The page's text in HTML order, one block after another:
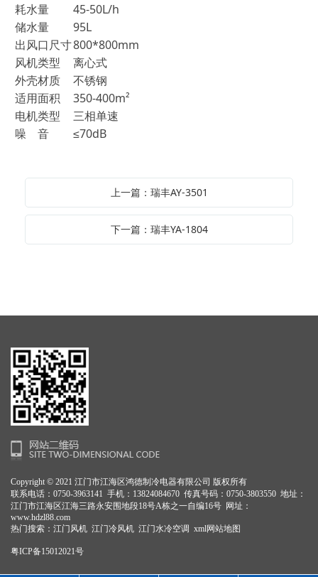
耗水量
45-50L/h
储水量
95L
出风口尺寸800*800mm
风机类型
离心式
外壳材质
不锈钢
适用面积
350-400m²
电机类型
三相单速
噪 音
≤70dB
上一篇：瑞丰AY-3501
下一篇：瑞丰YA-1804
Copyright © 2021 江门市江海区鸿德制冷电器有限公司 版权所有
联系电话：0750-3963141 手机：13824084670 传真号码：0750-3803550 地址：
江门市江海区江海三路永安围地段18号A栋之一自编16号 网址：
www.hdzl88.com
热门搜索： 江门风机 江门冷风机 江门水冷空调 xml网站地图
粤ICP备15012021号